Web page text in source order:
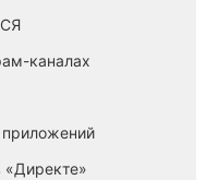
каналах
«Директе»